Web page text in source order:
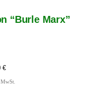
“Burle Marx”
€